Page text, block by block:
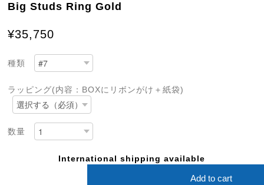
Big Studs Ring Gold
¥35,750
種類
ラッピング(内容：BOXにリボンがけ＋紙袋)
数量
International shipping available
Add to cart